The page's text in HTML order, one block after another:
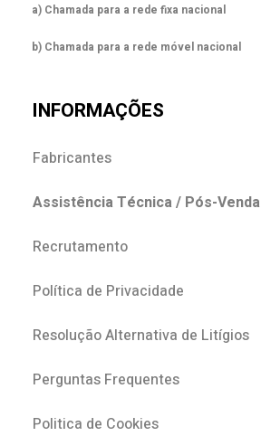
a) Chamada para a rede fixa nacional
b) Chamada para a rede móvel nacional
INFORMAÇÕES
Fabricantes
Assistência Técnica / Pós-Venda
Recrutamento
Política de Privacidade
Resolução Alternativa de Litígios
Perguntas Frequentes
Politica de Cookies